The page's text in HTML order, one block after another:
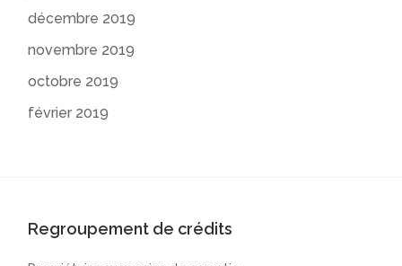
décembre 2019
novembre 2019
octobre 2019
février 2019
Regroupement de crédits